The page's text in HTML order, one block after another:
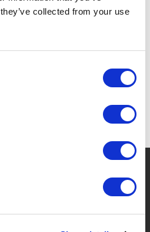
collected from your use